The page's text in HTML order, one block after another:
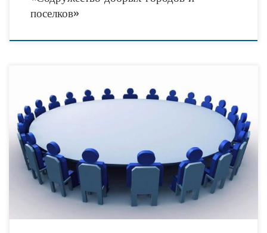
поселков»
Опыт и практики участия университетов в поддержке социально
ориентированных НКО обсудят в ОП РФ. 28 октября в 10:00 в Общественной
палате РФ (Миусская пл., д.